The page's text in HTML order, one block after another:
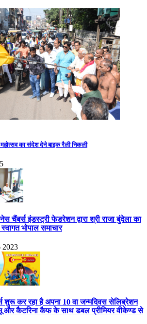
का संदेश देने बाइक रैली निकली
चैंबर्स इंडस्ट्री फेडरेशन द्वारा श्री राजा बुंदेला का
भोपाल समाचार
शुरू कर रहा है अपना 10 वा जन्मदिवस सेलिब्रेशन
कैटरिना कैफ के साथ डबल प्रीमियर वीकेण्ड से